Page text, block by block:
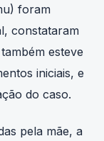
foram
constataram
esteve
iniciais, e
do caso.
pela mãe, a